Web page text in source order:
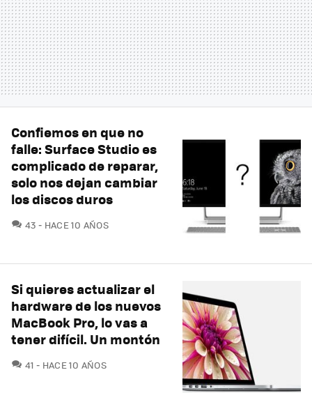
Confiemos en que no
falle: Surface Studio es
complicado de reparar,
solo nos dejan cambiar
los discos duros
43 COMENTARIOS
HACE 10 AÑOS
Si quieres actualizar el
hardware de los nuevos
MacBook Pro, lo vas a
tener difícil. Un montón
41 COMENTARIOS
HACE 10 AÑOS